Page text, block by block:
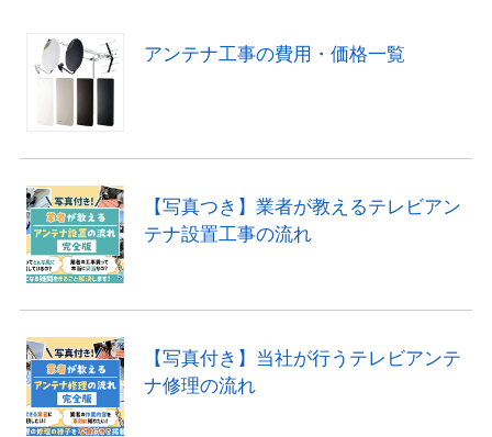
アンテナ工事の費用・価格一覧
【写真つき】業者が教えるテレビアン
テナ設置工事の流れ
【写真付き】当社が行うテレビアンテ
ナ修理の流れ